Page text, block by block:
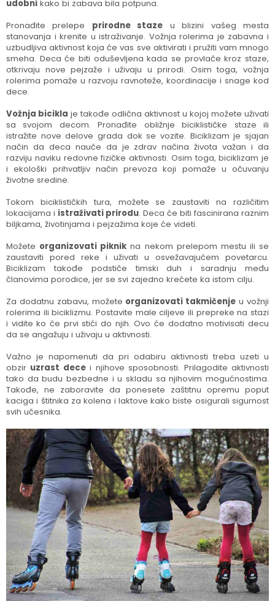
udobni kako bi zabava bila potpuna.
Pronađite prelepe prirodne staze u blizini vašeg mesta
stanovanja i krenite u istraživanje. Vožnja rolerima je zabavna i
uzbudljiva aktivnost koja će vas sve aktivirati i pružiti vam mnogo
smeha. Deca će biti oduševljena kada se provlače kroz staze,
otkrivaju nove pejzaže i uživaju u prirodi. Osim toga, vožnja
rolerima pomaže u razvoju ravnoteže, koordinacije i snage kod
dece.
Vožnja bicikla je takođe odlična aktivnost u kojoj možete uživati
sa svojom decom. Pronađite obližnje biciklističke staze ili
istražite nove delove grada dok se vozite. Biciklizam je sjajan
način da deca nauče da je zdrav načina života važan i da
razviju naviku redovne fizičke aktivnosti. Osim toga, biciklizam je
i ekološki prihvatljiv način prevoza koji pomaže u očuvanju
životne sredine.
Tokom biciklističkih tura, možete se zaustaviti na različitim
lokacijama i istraživati prirodu. Deca će biti fascinirana raznim
biljkama, životinjama i pejzažima koje će videti.
Možete organizovati piknik na nekom prelepom mestu ili se
zaustaviti pored reke i uživati u osvežavajućem povetarcu.
Biciklizam takođe podstiče timski duh i saradnju među
članovima porodice, jer se svi zajedno krećete ka istom cilju.
Za dodatnu zabavu, možete organizovati takmičenje u vožnji
rolerima ili biciklizmu. Postavite male ciljeve ili prepreke na stazi
i vidite ko će prvi stići do njih. Ovo će dodatno motivisati decu
da se angažuju i uživaju u aktivnosti.
Važno je napomenuti da pri odabiru aktivnosti treba uzeti u
obzir uzrast decei njihove sposobnosti. Prilagodite aktivnosti
tako da budu bezbedne i u skladu sa njihovim mogućnostima.
Takođe, ne zaboravite da ponesete zaštitnu opremu poput
kaciga i štitnika za kolena i laktove kako biste osigurali sigurnost
svih učesnika.